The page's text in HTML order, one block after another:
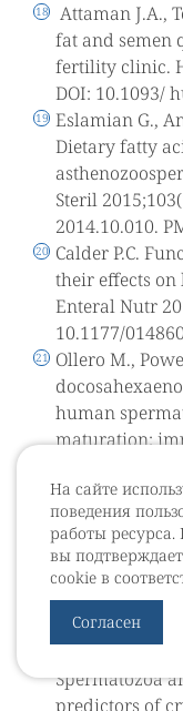
На сайте
поведения
работы ресурса.
вы
cookie в
Согласен
Attaman J.A.,
fat and semen
fertility clinic.
DOI: 10.1093/
Eslamian G.,
Dietary fatty
Steril
2014.10.010.
Calder P.C.
their effects on
Enteral Nutr
10.1177/
Ollero M.,
human
maturation:
Connor W.E.,
Uneven
monkey sperm.
PMID: 9684743.
Martínez-Soto
Spermatozoa
predictors of